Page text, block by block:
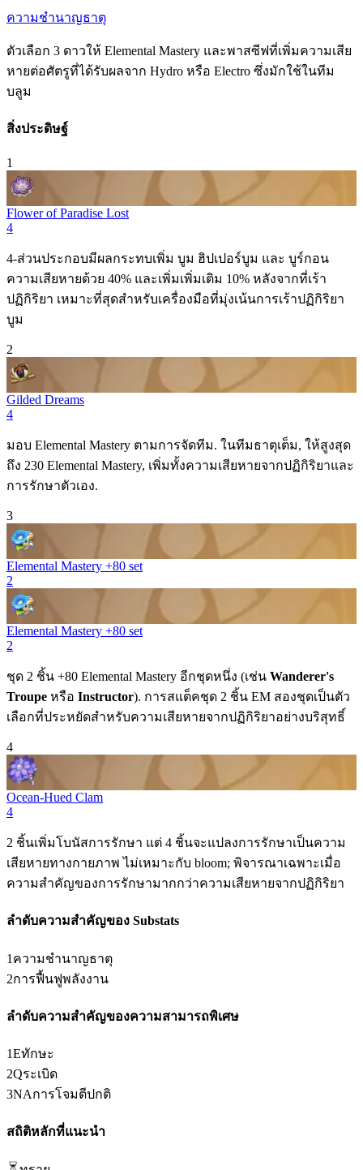
ความชำนาญธาตุ
ตัวเลือก 3 ดาวให้ Elemental Mastery และพาสซีฟที่เพิ่มความเสีย
หายต่อศัตรูที่ได้รับผลจาก Hydro หรือ Electro ซึ่งมักใช้ในทีม
บลูม
สิ่งประดิษฐ์
1
Flower of Paradise Lost
4
4-ส่วนประกอบมีผลกระทบเพิ่ม บูม ฮิปเปอร์บูม และ บูร์กอน
ความเสียหายด้วย 40% และเพิ่มเพิ่มเติม 10% หลังจากที่เร้า
ปฏิกิริยา เหมาะที่สุดสำหรับเครื่องมือที่มุ่งเน้นการเร้าปฏิกิริยา
บูม
2
Gilded Dreams
4
มอบ Elemental Mastery ตามการจัดทีม. ในทีมธาตุเต็ม, ให้สูงสุด
ถึง 230 Elemental Mastery, เพิ่มทั้งความเสียหายจากปฏิกิริยาและ
การรักษาตัวเอง.
3
Elemental Mastery +80 set
2
Elemental Mastery +80 set
2
ชุด 2 ชิ้น +80 Elemental Mastery อีกชุดหนึ่ง (เช่น Wanderer's
Troupe หรือ Instructor). การสแต็คชุด 2 ชิ้น EM สองชุดเป็นตัว
เลือกที่ประหยัดสำหรับความเสียหายจากปฏิกิริยาอย่างบริสุทธิ์
4
Ocean-Hued Clam
4
2 ชิ้นเพิ่มโบนัสการรักษา แต่ 4 ชิ้นจะแปลงการรักษาเป็นความ
เสียหายทางกายภาพ ไม่เหมาะกับ bloom; พิจารณาเฉพาะเมื่อ
ความสำคัญของการรักษามากกว่าความเสียหายจากปฏิกิริยา
ลำดับความสำคัญของ Substats
1 ความชำนาญธาตุ
2การฟื้นฟูพลังงาน
ลำดับความสำคัญของความสามารถพิเศษ
1Eทักษะ
2Qระเบิด
3NAการโจมตีปกติ
สถิติหลักที่แนะนำ